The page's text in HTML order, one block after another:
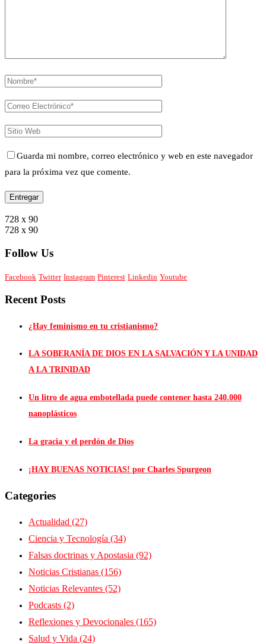
Guarda mi nombre, correo electrónico y web en este navegador
para la próxima vez que comente.
728 x 90
728 x 90
Follow Us
Facebook Twitter Instagram Pinterest Linkedin Youtube
Recent Posts
¿Hay feminismo en tu cristianismo?
LA SOBERANÍA DE DIOS EN LA SALVACIÓN Y LA UNIDAD
A LA TRINIDAD
Un litro de agua embotellada puede contener hasta 240.000
nanoplásticos
La gracia y el perdón de Dios
¡HAY BUENAS NOTICIAS! por Charles Spurgeon
Categories
Actualidad (27)
Ciencia y Tecnología (34)
Falsas doctrinas y Apostasia (92)
Noticias Cristianas (156)
Noticias Relevantes (52)
Podcasts (2)
Reflexiones y Devocionales (165)
Salud y Vida (24)